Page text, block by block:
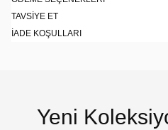
TAVSIYE ET
İADE KOŞULLARI
Yeni